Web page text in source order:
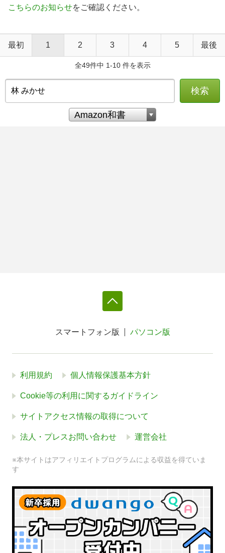
こちらのお知らせをご確認ください。
最初 1 2 3 4 5 最後
全49件中 1-10 件を表示
検索
スマートフォン版 パソコン版
利用規約 個人情報保護基本方針
Cookie等の利用に関するガイドライン
サイトアクセス情報の取得について
法人・プレスお問い合わせ 運営会社
※本サイトはアフィリエイトプログラムによる収益を得ていま
す